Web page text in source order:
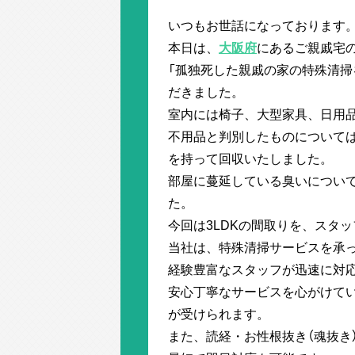
いつもお世話になっております
本日は、 大阪府にあるご親戚宅
「孤独死した親戚の家の特殊清
だきました。
室内には椅子、大型家具、日用
不用品と判別したものについて
を持って回収いたしました。
部屋に蔓延している臭いについ
た。
今回は3LDKの間取りを、スタ
当社は、特殊清掃サービスを承
経験豊富なスタッフが迅速に対
安心丁寧なサービスを心がけて
が受けられます。
また、読経・お性根抜き（魂抜